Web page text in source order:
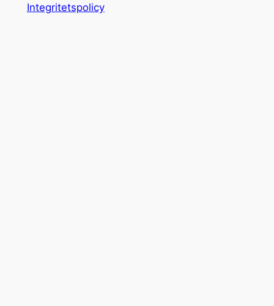
Integritetspolicy